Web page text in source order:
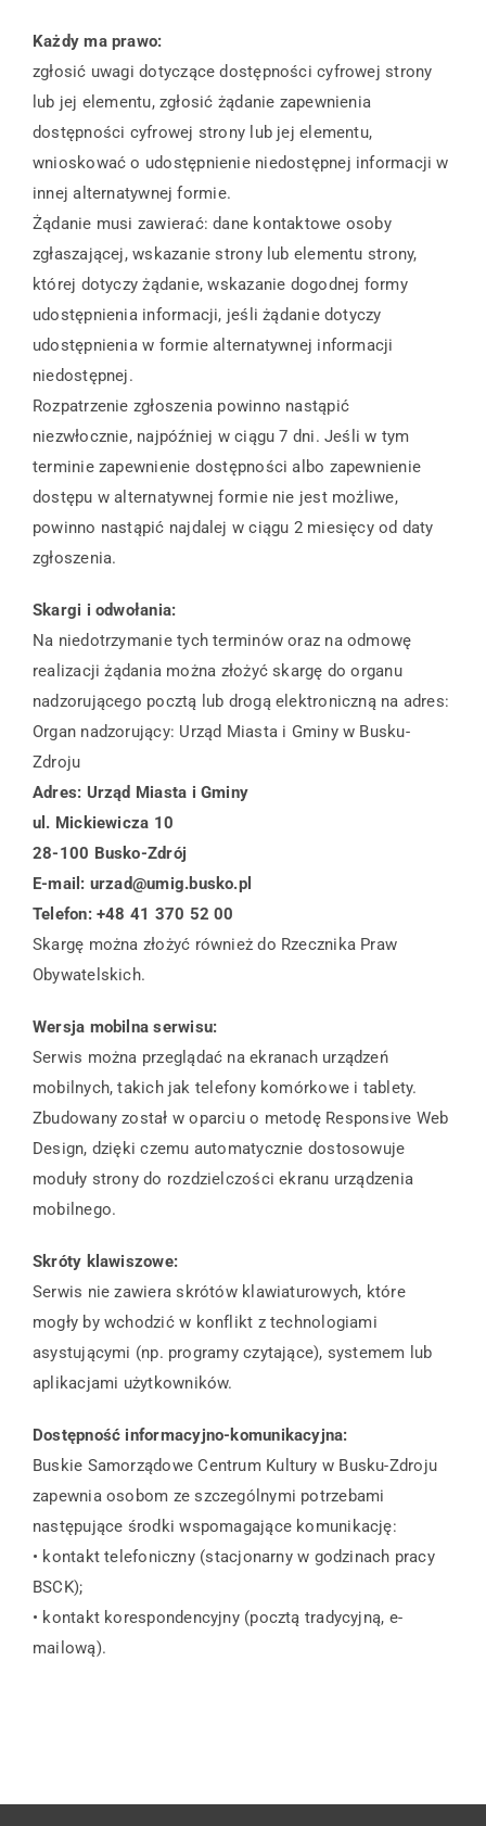
Każdy ma prawo:
zgłosić uwagi dotyczące dostępności cyfrowej strony
lub jej elementu, zgłosić żądanie zapewnienia
dostępności cyfrowej strony lub jej elementu,
wnioskować o udostępnienie niedostępnej informacji w
innej alternatywnej formie.
Żądanie musi zawierać: dane kontaktowe osoby
zgłaszającej, wskazanie strony lub elementu strony,
której dotyczy żądanie, wskazanie dogodnej formy
udostępnienia informacji, jeśli żądanie dotyczy
udostępnienia w formie alternatywnej informacji
niedostępnej.
Rozpatrzenie zgłoszenia powinno nastąpić
niezwłocznie, najpóźniej w ciągu 7 dni. Jeśli w tym
terminie zapewnienie dostępności albo zapewnienie
dostępu w alternatywnej formie nie jest możliwe,
powinno nastąpić najdalej w ciągu 2 miesięcy od daty
zgłoszenia.
Skargi i odwołania:
Na niedotrzymanie tych terminów oraz na odmowę
realizacji żądania można złożyć skargę do organu
nadzorującego pocztą lub drogą elektroniczną na adres:
Organ nadzorujący: Urząd Miasta i Gminy w Busku-
Zdroju
Adres: Urząd Miasta i Gminy
ul. Mickiewicza 10
28-100 Busko-Zdrój
E-mail: urzad@umig.busko.pl
Telefon: +48 41 370 52 00
Skargę można złożyć również do Rzecznika Praw
Obywatelskich.
Wersja mobilna serwisu:
Serwis można przeglądać na ekranach urządzeń
mobilnych, takich jak telefony komórkowe i tablety.
Zbudowany został w oparciu o metodę Responsive Web
Design, dzięki czemu automatycznie dostosowuje
moduły strony do rozdzielczości ekranu urządzenia
mobilnego.
Skróty klawiszowe:
Serwis nie zawiera skrótów klawiaturowych, które
mogły by wchodzić w konflikt z technologiami
asystującymi (np. programy czytające), systemem lub
aplikacjami użytkowników.
Dostępność informacyjno-komunikacyjna:
Buskie Samorządowe Centrum Kultury w Busku-Zdroju
zapewnia osobom ze szczególnymi potrzebami
następujące środki wspomagające komunikację:
• kontakt telefoniczny (stacjonarny w godzinach pracy
BSCK);
• kontakt korespondencyjny (pocztą tradycyjną, e-
mailową).